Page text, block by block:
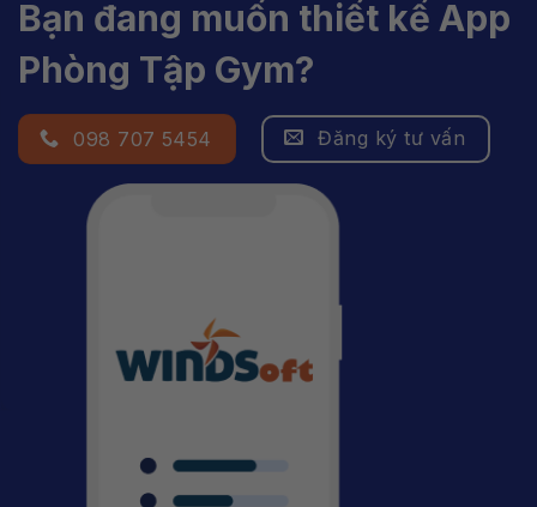
Bạn đang muốn thiết kế App
Phòng Tập Gym?
098 707 5454 Đăng ký tư vấn